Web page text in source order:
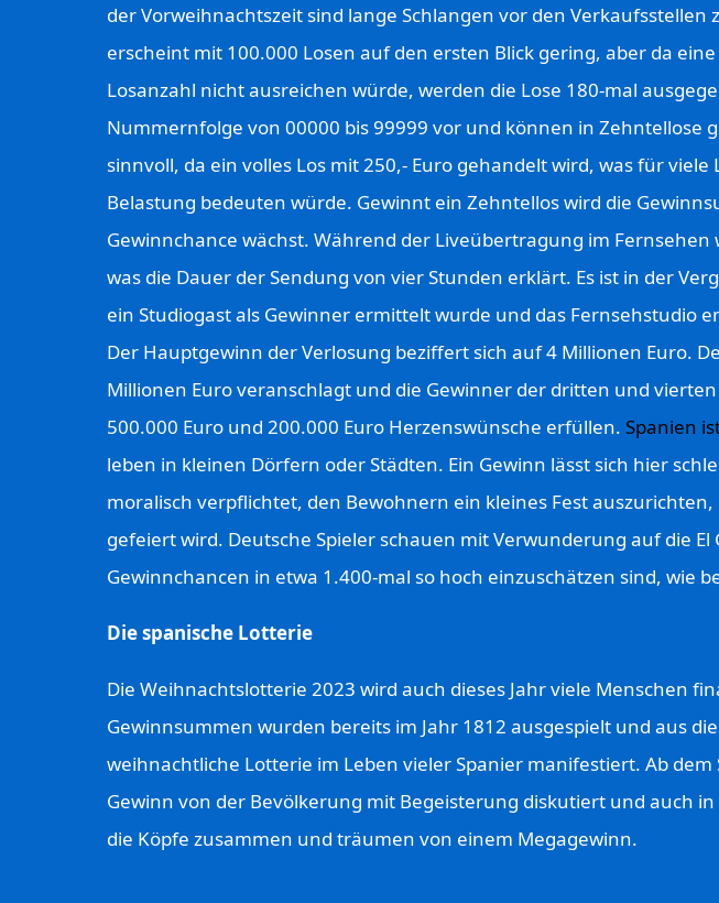
der Vorweihnachtszeit sind lange Schlangen vor den Verkaufsstellen
erscheint mit 100.000 Losen auf den ersten Blick gering, aber da
Losanzahl nicht ausreichen würde, werden die Lose 180-mal
Nummernfolge von 00000 bis 99999 vor und können in Zehntellose
sinnvoll, da ein volles Los mit 250,- Euro gehandelt wird, was für
Belastung bedeuten würde. Gewinnt ein Zehntellos wird die
Gewinnchance wächst. Während der Liveübertragung im
was die Dauer der Sendung von vier Stunden erklärt. Es ist in der
ein Studiogast als Gewinner ermittelt wurde und das Fernsehstudio
Der Hauptgewinn der Verlosung beziffert sich auf 4 Millionen Euro.
Millionen Euro veranschlagt und die Gewinner der dritten und
500.000 Euro und 200.000 Euro Herzenswünsche erfüllen. Spanien
leben in kleinen Dörfern oder Städten. Ein Gewinn lässt sich hier
moralisch verpflichtet, den Bewohnern ein kleines Fest
gefeiert wird. Deutsche Spieler schauen mit Verwunderung auf die El
Gewinnchancen in etwa 1.400-mal so hoch einzuschätzen sind, wie
Die spanische Lotterie
Die Weihnachtslotterie 2023 wird auch dieses Jahr viele Menschen
Gewinnsummen wurden bereits im Jahr 1812 ausgespielt und aus
weihnachtliche Lotterie im Leben vieler Spanier manifestiert. Ab
Gewinn von der Bevölkerung mit Begeisterung diskutiert und auch
die Köpfe zusammen und träumen von einem Megagewinn.